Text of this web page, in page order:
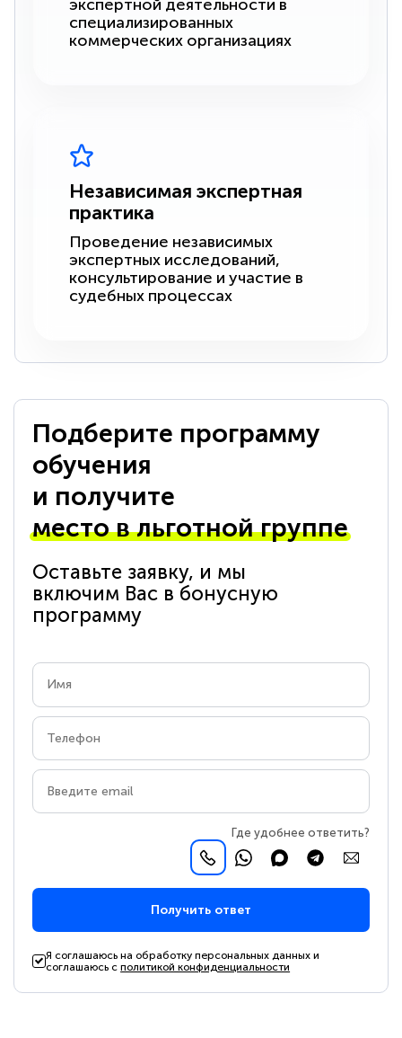
экспертной деятельности в
специализированных
коммерческих организациях
Независимая экспертная
практика
Проведение независимых
экспертных исследований,
консультирование и участие в
судебных процессах
Подберите программу
обучения
и получите
место в льготной группе
Оставьте заявку, и мы
включим Вас в бонусную
программу
Где удобнее ответить?
Получить ответ
Я соглашаюсь на обработку персональных данных и
соглашаюсь сполитикой конфиденциальности